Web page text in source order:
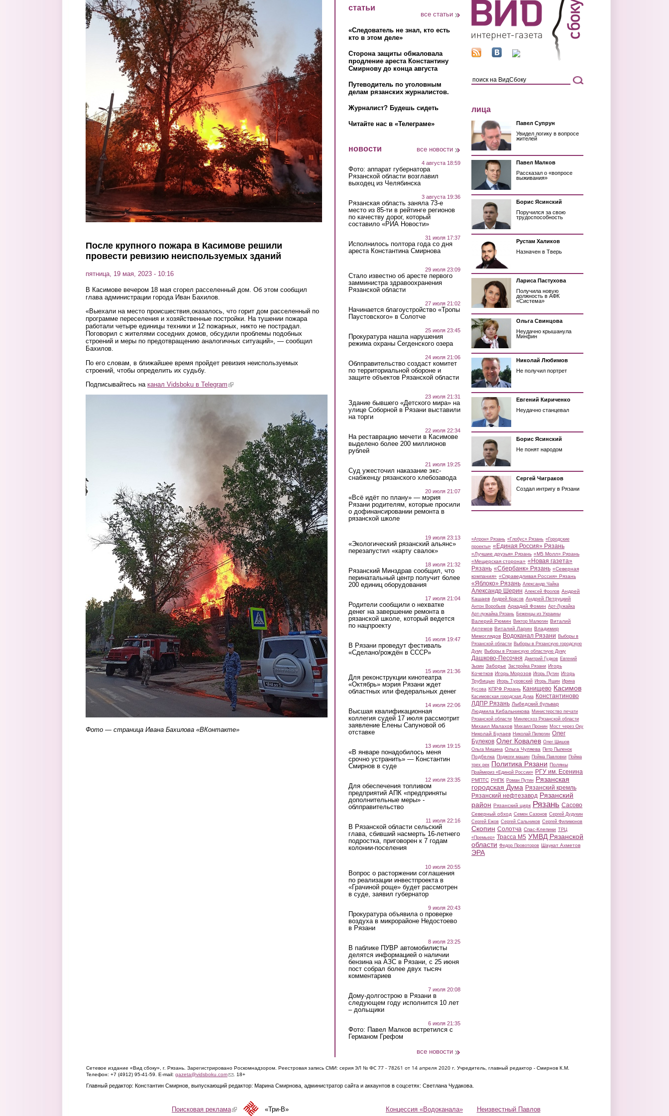
Перейти к основному содержанию
После крупного пожара в Касимове решили
провести ревизию неиспользуемых зданий
пятница, 19 мая, 2023 - 10:16
В Касимове вечером 18 мая сгорел расселенный дом. Об этом сообщил
глава администрации города Иван Бахилов.
«Выехали на место происшествия,оказалось, что горит дом расселенный по
программе переселения и хозяйственные постройки. На тушении пожара
работали четыре единицы техники и 12 пожарных, никто не пострадал.
Поговорил с жителями соседних домов, обсудили проблемы подобных
строений и меры по предотвращению аналогичных ситуаций», — сообщил
Бахилов.
По его словам, в ближайшее время пройдет ревизия неиспользуемых
строений, чтобы определить их судьбу.
Подписывайтесь на канал Vidsboku в Telegram (link is external)
Фото — страница Ивана Бахилова «ВКонтакте»
статьи
все статьи
«Следователь не знал, кто есть
кто в этом деле»
Сторона защиты обжаловала
продление ареста Константину
Смирнову до конца августа
Путеводитель по уголовным
делам рязанских журналистов.
Журналист? Будешь сидеть
Читайте нас в «Телеграме»
новости все новости
4 августа 18:59
Фото: аппарат губернатора
Рязанской области возглавил
выходец из Челябинска
3 августа 19:36
Рязанская область заняла 73-е
место из 85-ти в рейтинге регионов
по качеству дорог, который
составило «РИА Новости»
31 июля 17:37
Исполнилось полтора года со дня
ареста Константина Смирнова
29 июля 23:09
Стало известно об аресте первого
замминистра здравоохранения
Рязанской области
27 июля 21:02
Начинается благоустройство «Тропы
Паустовского» в Солотче
25 июля 23:45
Прокуратура нашла нарушения
режима охраны Сегденского озера
24 июля 21:06
Облправительство создаст комитет
по территориальной обороне и
защите объектов Рязанской области
23 июля 21:31
Здание бывшего «Детского мира» на
улице Соборной в Рязани выставили
на торги
22 июля 22:34
На реставрацию мечети в Касимове
выделено более 200 миллионов
рублей
21 июля 19:25
Суд ужесточил наказание экс-
снабженцу рязанского хлебозавода
20 июля 21:07
«Всё идёт по плану» — мэрия
Рязани родителям, которые просили
о дофинансировании ремонта в
рязанской школе
19 июля 23:13
«Экологический рязанский альянс»
перезапустил «карту свалок»
18 июля 21:32
Рязанский Минздрав сообщил, что
перинатальный центр получит более
200 единиц оборудования
17 июля 21:04
Родители сообщили о нехватке
денег на завершение ремонта в
рязанской школе, который ведется
по нацпроекту
16 июля 19:47
В Рязани проведут фестиваль
«Сделано/рождён в СССР»
15 июля 21:36
Для реконструкции кинотеатра
«Октябрь» мэрия Рязани ждет
областных или федеральных денег
14 июля 22:06
Высшая квалификационная
коллегия судей 17 июля рассмотрит
заявление Елены Сапуновой об
отставке
13 июля 19:15
«В январе понадобилось меня
срочно устранить» — Константин
Смирнов в суде
12 июля 23:35
Для обеспечения топливом
предприятий АПК «предприняты
дополнительные меры» -
облправительство
11 июля 22:16
В Рязанской области сельский
глава, сбивший насмерть 16-летнего
подростка, приговорен к 7 годам
колонии-поселения
10 июля 20:55
Вопрос о расторжении соглашения
по реализации инвестпроекта в
«Грачиной роще» будет рассмотрен
в суде, заявил губернатор
9 июля 20:43
Прокуратура объявила о проверке
воздуха в микрорайоне Недостоево
в Рязани
8 июля 23:25
В паблике ПУВР автомобилисты
делятся информацией о наличии
бензина на АЗС в Рязани, с 25 июня
пост собрал более двух тысяч
комментариев
7 июля 20:08
Дому-долгострою в Рязани в
следующем году исполнится 10 лет
– дольщики
6 июля 21:35
Фото: Павел Малков встретился с
Германом Грефом
все новости
лица
Павел Супрун
Увидел логику в вопросе
жителей
Павел Малков
Рассказал о «вопросе
выживания»
Борис Ясинский
Поручился за свою
трудоспособность
Рустам Халиков
Назначен в Тверь
Лариса Пастухова
Получила новую
должность в АФК
«Система»
Ольга Свинцова
Неудачно крышанула
Минфин
Николай Любимов
Не получил портрет
Евгений Кириченко
Неудачно станцевал
Борис Ясинский
Не понят народом
Сергей Чиграков
Создал интригу в Рязани
«Атрон» Рязань «Глобус» Рязань «Городские
проекты» «Единая Россия» Рязань
«Лучшие друзья» Рязань «М5 Молл» Рязань
«Мещерская сторона» «Новая газета»
Рязань «Сбербанк» Рязань «Северная
компания» «Справедливая Россия» Рязань
«Яблоко» Рязань Александр Чайка
Александр Шерин Алексей Фролов Андрей
Кашаев Андрей Красов Андрей Петруцкий
Антон Воробьев Аркадий Фомин Арт-Лужайка
Арт-лужайка Рязань Беженцы из Украины
Валерий Рюмин Виктор Малюгин Виталий
Артемов Виталий Ларин Владимир
Мимоглядов Водоканал Рязани Выборы в
Рязанской области Выборы в Рязанскую городскую
Думу Выборы в Рязанскую областную Думу
Дашково-Песочня Дмитрий Гудков Евгений
Зызин Заборье Застройка Рязани Игорь
Кочетков Игорь Морозов Игорь Путин Игорь
Трубицын Игорь Туровский Игорь Яшин Ирина
Кусова КПРФ Рязань Канищево Касимов
Касимовская городская Дума Константиново
ЛДПР Рязань Лыбедский бульвар
Людмила Кибальникова Министерство печати
Рязанской области Минлесхоз Рязанской области
Михаил Малахов Михаил Пронин Мост через Оку
Николай Булаев Николай Пилюгин Олег
Булеков Олег Ковалев Олег Шишов
Ольга Мишина Ольга Чуляева Петр Пыленок
Подбелка Поджоги машин Пойма Павловки Пойма
трех рек Политика Рязани Поляны
Праймериз «Единой России» РГУ им. Есенина
РМПТС РНПК Роман Путин Рязанская
городская Дума Рязанский кремль
Рязанский нефтезавод Рязанский
район Рязанский цирк Рязань Сасово
Северный обход Семен Сазонов Сергей Дудукин
Сергей Ежов Сергей Сальников Сергей Филимонов
Скопин Солотча Спас-Клепики ТРЦ
«Премьер» Трасса М5 УМВД Рязанской
области Федор Провоторов Шаукат Ахметов
ЭРА
Сетевое издание «Вид сбоку», г. Рязань. Зарегистрировано Роскомнадзором. Реестровая запись СМИ: серия ЭЛ № ФС 77 - 78261 от 14 апреля 2020 г. Учредитель, главный редактор - Смирнов К.М.
Телефон: +7 (4912) 95-41-59. E-mail: gazeta@vidsboku.com(link sends e-mail)
. 18+
Главный редактор: Константин Смирнов, выпускающий редактор: Марина Смирнова, администратор сайта и аккаунтов в соцсетях: Светлана Чудакова.
Концессия «Водоканала» Неизвестный Павлов
Поисковая реклама(link is external)«Три-В»